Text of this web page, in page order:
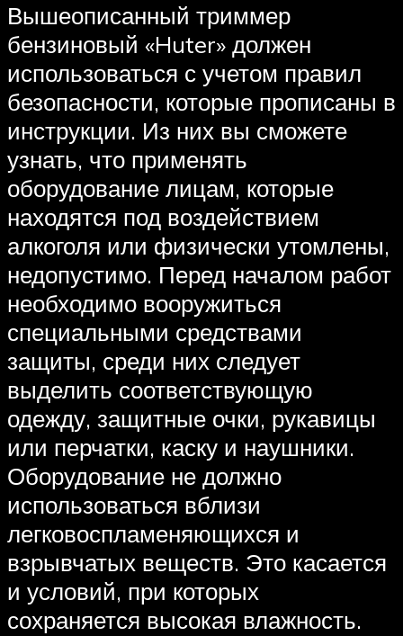
Вышеописанный триммер
бензиновый «Huter» должен
использоваться с учетом правил
безопасности, которые прописаны в
инструкции. Из них вы сможете
узнать, что применять
оборудование лицам, которые
находятся под воздействием
алкоголя или физически утомлены,
недопустимо. Перед началом работ
необходимо вооружиться
специальными средствами
защиты, среди них следует
выделить соответствующую
одежду, защитные очки, рукавицы
или перчатки, каску и наушники.
Оборудование не должно
использоваться вблизи
легковоспламеняющихся и
взрывчатых веществ. Это касается
и условий, при которых
сохраняется высокая влажность.